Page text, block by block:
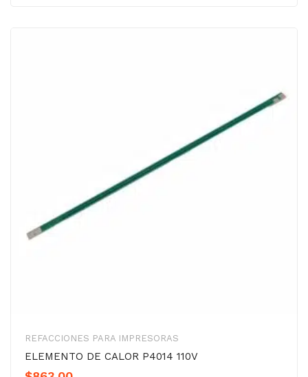
REFACCIONES PARA IMPRESORAS
ELEMENTO DE CALOR P4014 110V